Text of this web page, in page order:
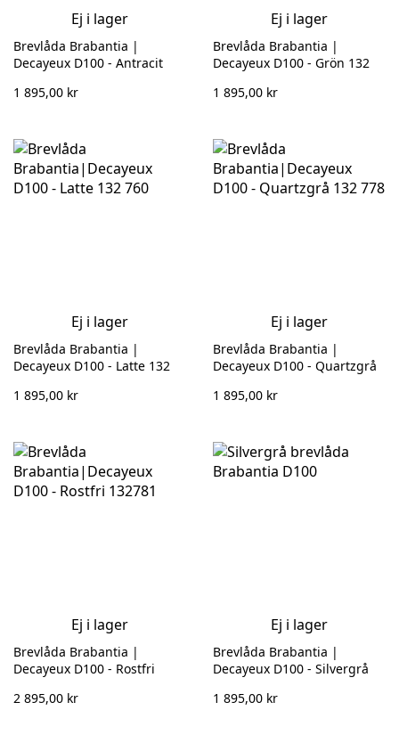
Ej i lager
Brevlåda Brabantia |
Decayeux D100 - Antracit
1 895,00 kr
Ej i lager
Brevlåda Brabantia |
Decayeux D100 - Grön 132
1 895,00 kr
Ej i lager
Brevlåda Brabantia |
Decayeux D100 - Latte 132
1 895,00 kr
Ej i lager
Brevlåda Brabantia |
Decayeux D100 - Quartzgrå
1 895,00 kr
Ej i lager
Brevlåda Brabantia |
Decayeux D100 - Rostfri
2 895,00 kr
Ej i lager
Brevlåda Brabantia |
Decayeux D100 - Silvergrå
1 895,00 kr